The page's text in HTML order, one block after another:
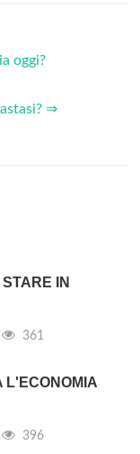
oggi?
⇒
IN
361
L'ECONOMIA
396